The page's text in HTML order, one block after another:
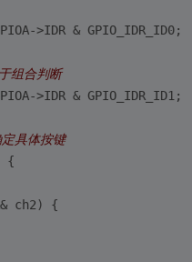
>IDR & GPIO_IDR_ID0;
组合判断
>IDR & GPIO_IDR_ID1;
具体按键
{
ch2) {